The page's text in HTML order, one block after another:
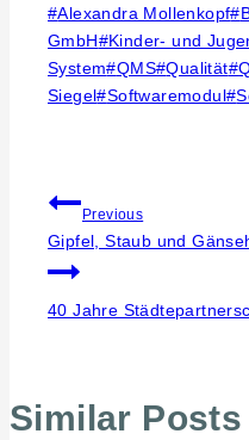
Post
Tags:
#Alexandra Mollenkopf#
GmbH#Kinder- und
System#QMS#Qualität#
Siegel#Softwaremodul#
Previous
Gipfel, Staub und
40 Jahre
Similar Posts